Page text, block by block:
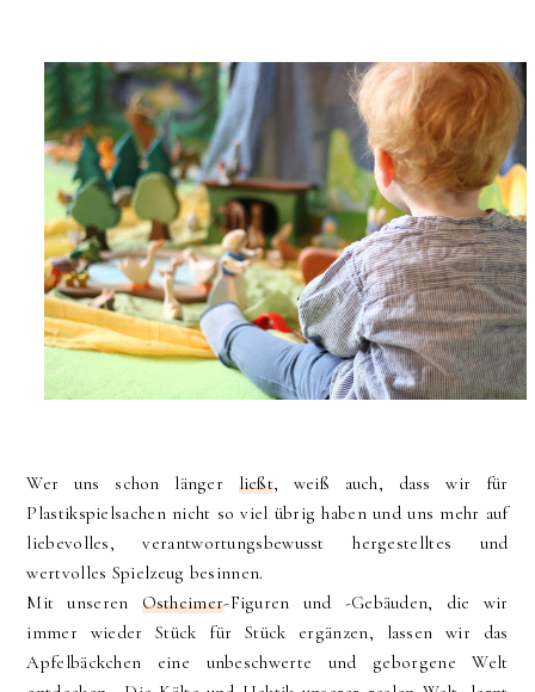
Wer uns schon länger ließt, weiß auch, dass wir für
Plastikspielsachen nicht so viel übrig haben und uns mehr auf
liebevolles, verantwortungsbewusst hergestelltes und
wertvolles Spielzeug besinnen.
Mit unseren Ostheimer-Figuren und -Gebäuden, die wir
immer wieder Stück für Stück ergänzen, lassen wir das
Apfelbäckchen eine unbeschwerte und geborgene Welt